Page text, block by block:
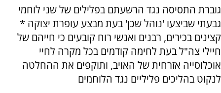
גוברת התסיסה נגד הרשעתם בפלילים של שני לוחמי
גבעתי שביצעו 'נוהל שכן' בעת מבצע עופרת יצוקה *
קצינים בכירים, רבנים ואנשי רוח קובעים כי חייהם של
חיילי צה"ל בעת לחימה קודמים בכל מקרה לחיי
אוכלוסייה אזרחית של האויב, ותוקפים את ההחלטה
לנקוט בהליכים פליליים נגד הלוחמים